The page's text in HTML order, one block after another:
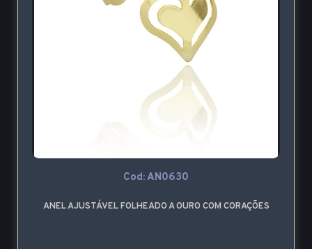
Cod: AN0630
ANEL AJUSTÁVEL FOLHEADO A OURO COM CORAÇÕES